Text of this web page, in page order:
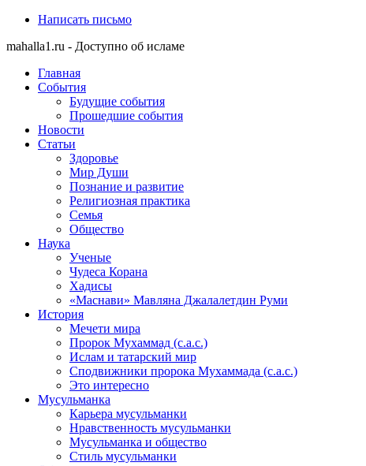
Написать письмо
mahalla1.ru - Доступно об исламе
Главная
События
Будущие события
Прошедшие события
Новости
Статьи
Здоровье
Мир Души
Познание и развитие
Религиозная практика
Семья
Общество
Наука
Ученые
Чудеса Корана
Хадисы
«Маснави» Мавляна Джалалетдин Руми
История
Мечети мира
Пророк Мухаммад (с.а.с.)
Ислам и татарский мир
Сподвижники пророка Мухаммада (с.а.с.)
Это интересно
Мусульманка
Карьера мусульманки
Нравственность мусульманки
Мусульманка и общество
Стиль мусульманки